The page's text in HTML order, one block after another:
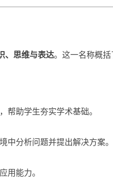
、思维与表达。这一名称概括
帮助学生夯实学术基础。
中分析问题并提出解决方案。
用能力。